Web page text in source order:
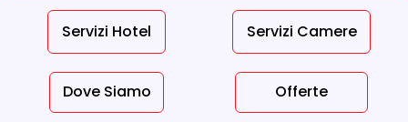
Servizi Hotel Servizi Camere
Dove Siamo Offerte